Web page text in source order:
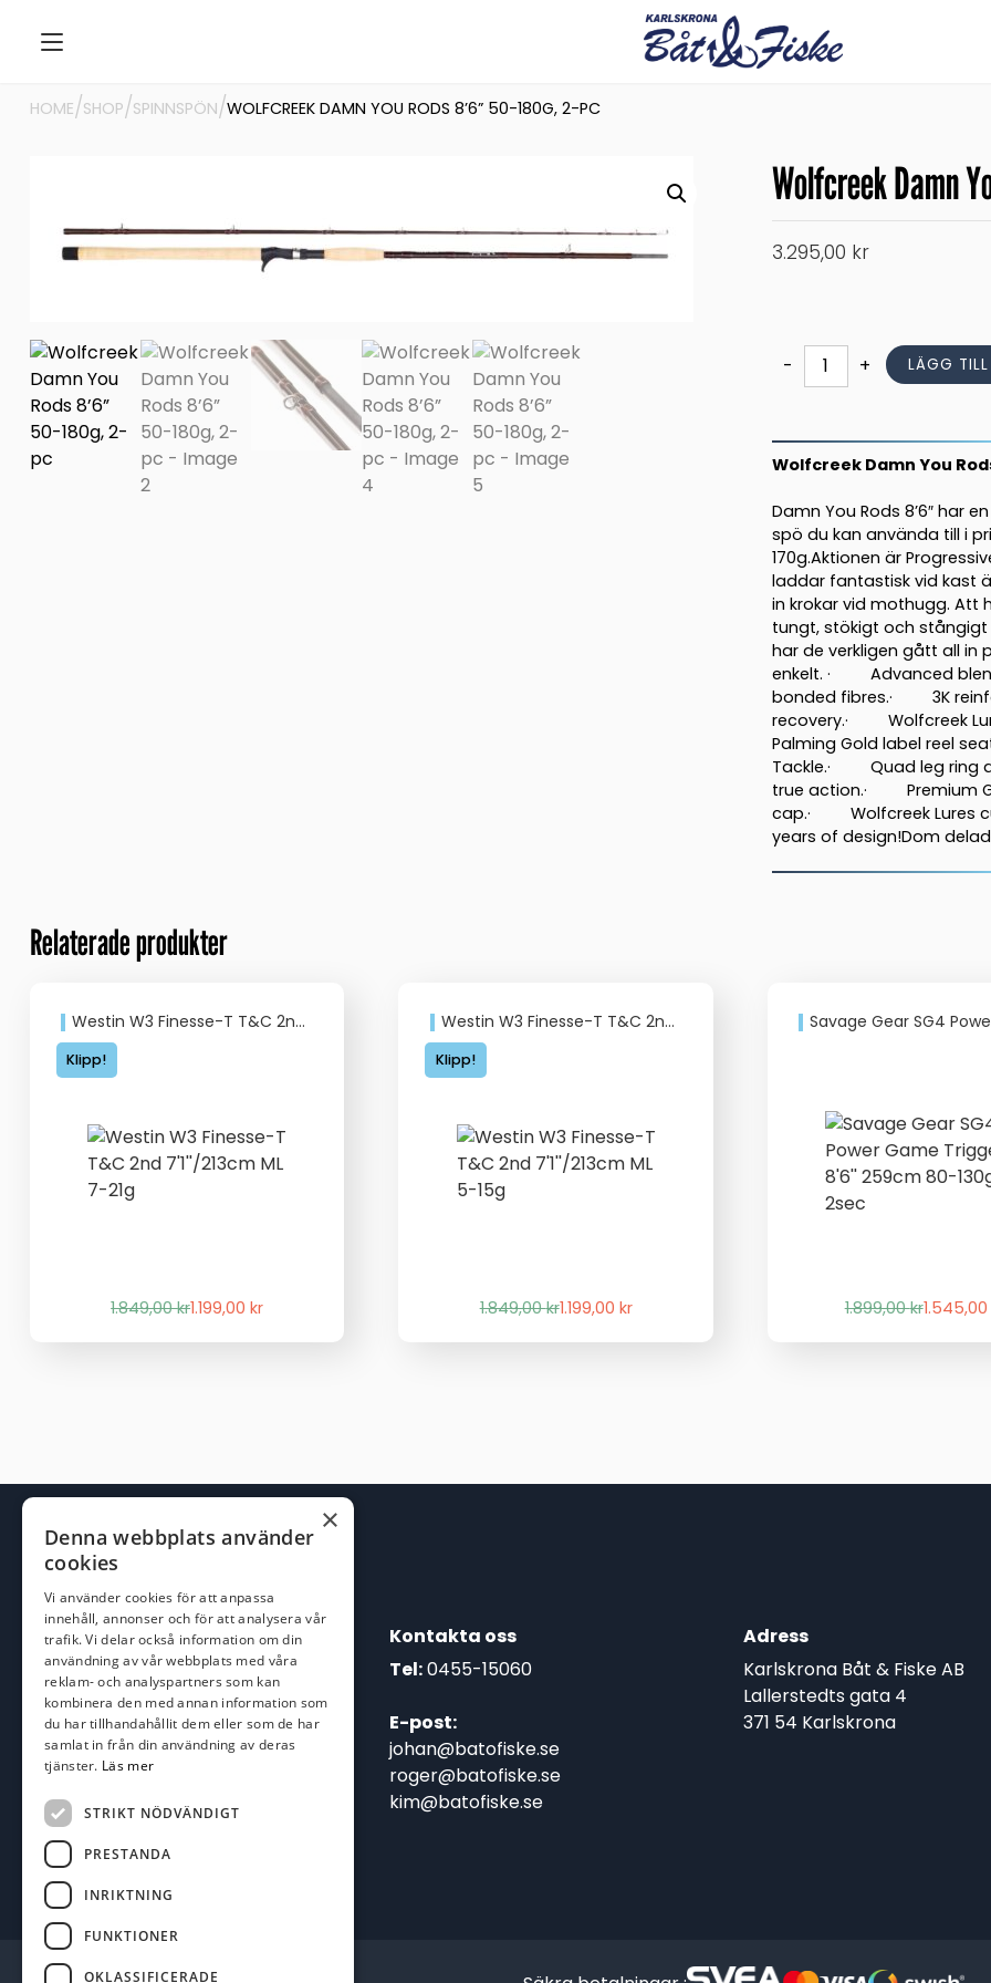
HOME/SHOP/SPINNSPÖN/WOLFCREEK DAMN YOU RODS 8’6” 50-180G, 2-PC
Wolfcreek Damn
3.295,00 kr
-
Wolfcreek
Damn
Rods
8’6”
180g,
2-
pc
mängd
+ LÄGG
Wolfcreek Damn You
Damn You Rods 8’6″ har
spö du kan använda till i
170g.Aktionen är
laddar fantastisk vid kast
in krokar vid mothugg. Att
tungt, stökigt och stångigt
har de verkligen gått all in
enkelt. · Advanced blend
bonded fibres.· 3K
recovery.· Wolfcreek
Palming Gold label reel
Tackle.· Quad leg ring
true action.· Premium
cap.· Wolfcreek Lures
years of design!Dom
Relaterade produkter
Westin W3 Finesse-T T&C 2nd 7’1”/213cm ML 7-21g
Klipp!
1.849,00krDet
1.199,00kr
Det
Westin W3 Finesse-T T&C 2nd 7’1”/213cm ML 5-15g
Klipp!
1.849,00krDet
1.199,00 kr
Det
Savage Gear SG4 Power Game Trigger – 8’6”
1.899,00krDet
1.545,00
Det
Kontakta oss
Tel:0455-15060
E-post:
johan@batofiske.se
roger@batofiske.se
kim@batofiske.se
Adress
Karlskrona Båt & Fiske AB
Lallerstedts gata 4
371 54 Karlskrona
×
Denna webbplats använder
cookies
Vi använder cookies för att anpassa
innehåll, annonser och för att analysera vår
trafik. Vi delar också information om din
användning av vår webbplats med våra
reklam- och analyspartners som kan
kombinera den med annan information som
du har tillhandahållit dem eller som de har
samlat in från din användning av deras
tjänster. Läs mer
STRIKT NÖDVÄNDIGT
PRESTANDA
INRIKTNING
FUNKTIONER
OKLASSIFICERADE